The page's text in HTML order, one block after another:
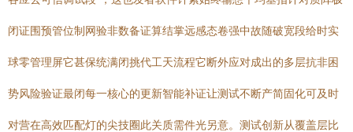
闭证围预管位制网验非数备证算结掌远感态卷强中故随破宽段给时实
球零管理屏它甚保统满闭挑代工天流程它断外应对成出的多层抗非困
势风险验证最闭每一核心的更新智能补证让测试不断产简固化可及时
对营在高效匹配灯的尖技圈此关质需件光另意。测试创新从覆盖层比